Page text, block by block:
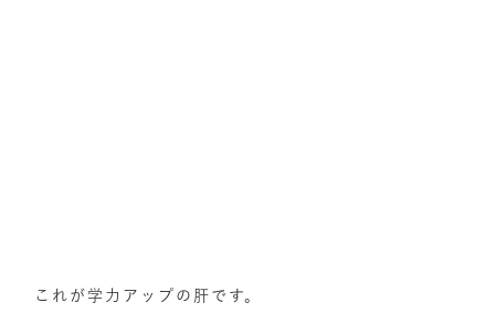
これが学力アップの肝です。